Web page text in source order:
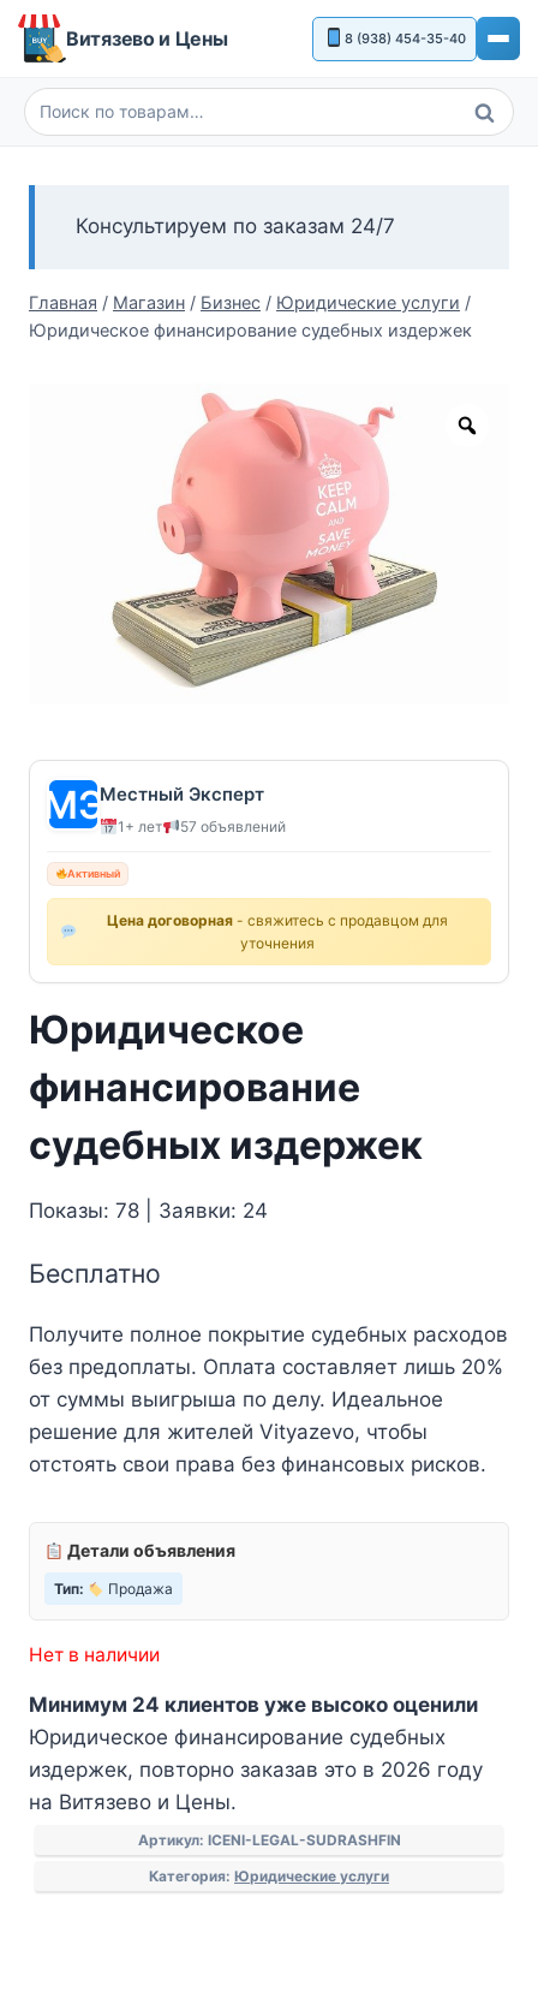
Перейти
Витязево и Цены 8 (938) 454-35-40
Искать:
Поиск
Консультируем по заказам 24/7
Главная / Магазин / Бизнес / Юридические услуги /
Юридическое финансирование судебных издержек
Местный Эксперт
1+ лет 57 объявлений
Активный
Цена договорная- свяжитесь с продавцом для
уточнения
Юридическое
финансирование
судебных издержек
Показы: 78 | Заявки: 24
Бесплатно
Получите полное покрытие судебных расходов
без предоплаты. Оплата составляет лишь 20%
от суммы выигрыша по делу. Идеальное
решение для жителей Vityazevo, чтобы
отстоять свои права без финансовых рисков.
Детали объявления
Тип: Продажа
Нет в наличии
Минимум 24 клиентов уже высоко оценили
Юридическое финансирование судебных
издержек, повторно заказав это в 2026 году
на Витязево и Цены.
Артикул: ICENI-LEGAL-SUDRASHFIN
Категория: Юридические услуги